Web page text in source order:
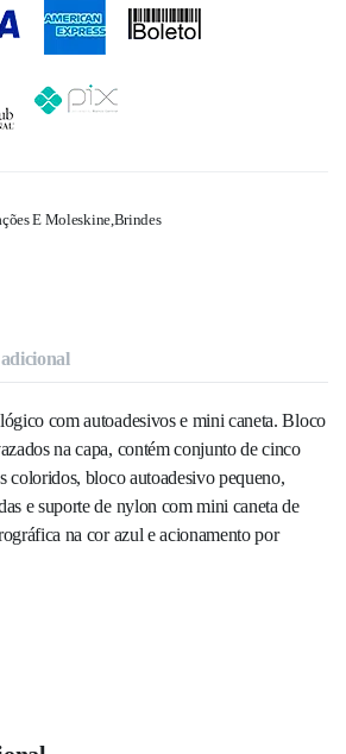
E Moleskine,Brindes
com autoadesivos e mini caneta. Bloco
na capa, contém conjunto de cinco
coloridos, bloco autoadesivo pequeno,
e suporte de nylon com mini caneta de
na cor azul e acionamento por